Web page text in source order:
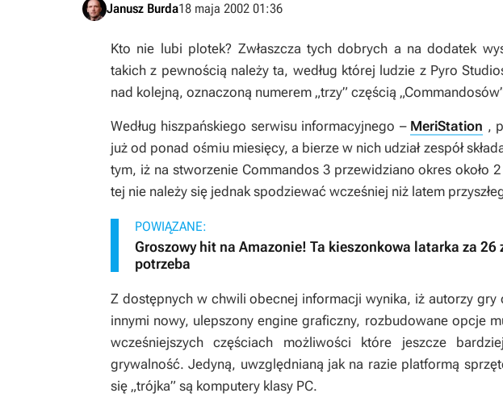
Janusz Burda18 maja 2002 01:36
Kto nie lubi plotek? Zwłaszcza tych dobrych a na dodatek
takich z pewnością należy ta, według której ludzie z Pyro
nad kolejną, oznaczoną numerem „trzy” częścią
Według hiszpańskiego serwisu informacyjnego – MeriStation ,
już od ponad ośmiu miesięcy, a bierze w nich udział zespół
tym, iż na stworzenie Commandos 3 przewidziano okres około
tej nie należy się jednak spodziewać wcześniej niż latem
POWIĄZANE:
Groszowy hit na Amazonie! Ta kieszonkowa latarka za 26
potrzeba
Z dostępnych w chwili obecnej informacji wynika, iż autorzy gry
innymi nowy, ulepszony engine graficzny, rozbudowane opcje
wcześniejszych częściach możliwości które jeszcze
grywalność. Jedyną, uwzględnianą jak na razie platformą
się „trójka” są komputery klasy PC.